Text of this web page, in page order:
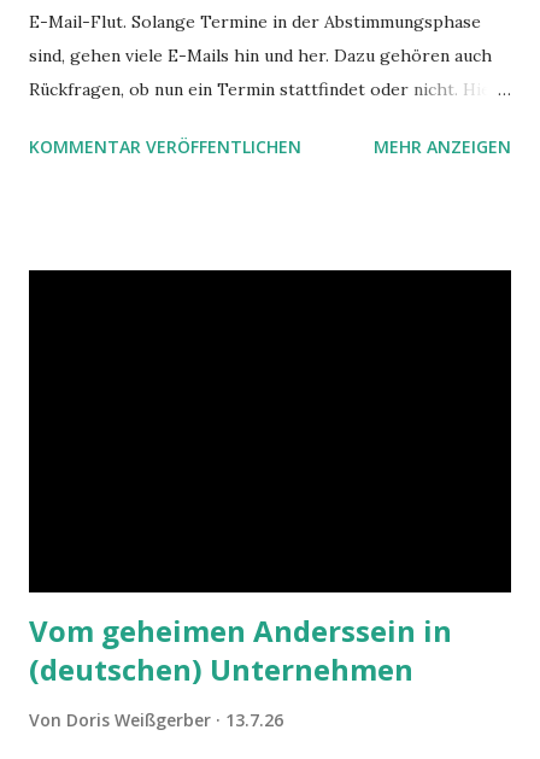
E-Mail-Flut. Solange Termine in der Abstimmungsphase
sind, gehen viele E-Mails hin und her. Dazu gehören auch
Rückfragen, ob nun ein Termin stattfindet oder nicht. Hier
Hilfe von Outlook.
KOMMENTAR VERÖFFENTLICHEN MEHR ANZEIGEN
Vom geheimen Anderssein in
(deutschen) Unternehmen
Von Doris Weißgerber 13.7.26